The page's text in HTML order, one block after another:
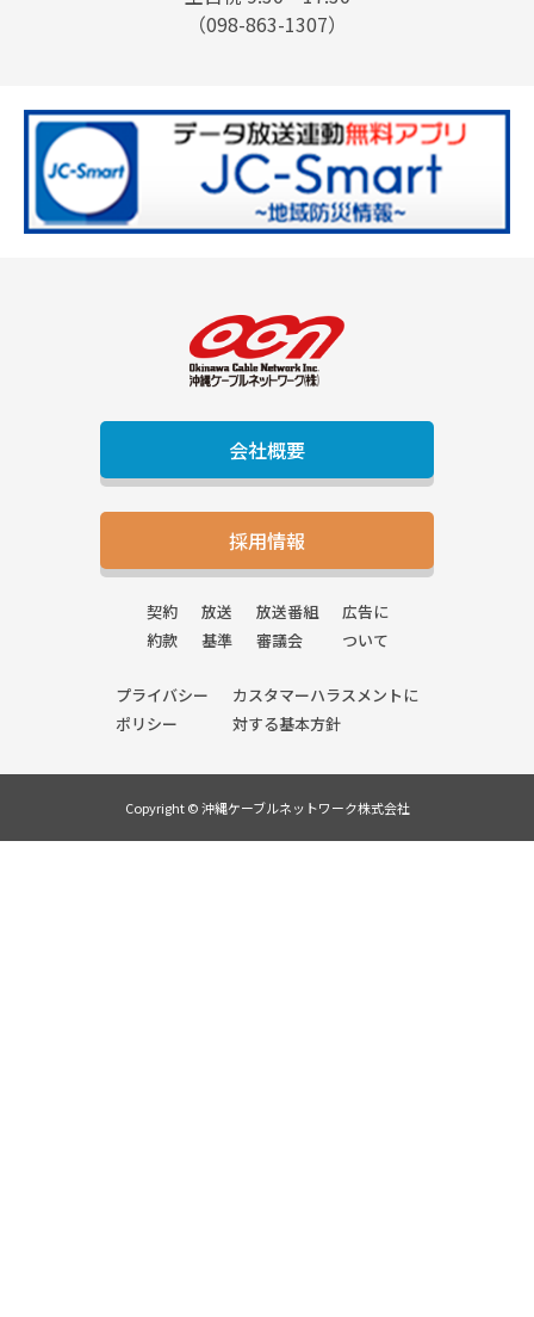
（098-863-1307）
会社概要
採用情報
契約
約款
放送
基準
放送番組
審議会
広告に
ついて
プライバシー
ポリシー
カスタマーハラスメントに
対する基本方針
Copyright © 沖縄ケーブルネットワーク株式会社